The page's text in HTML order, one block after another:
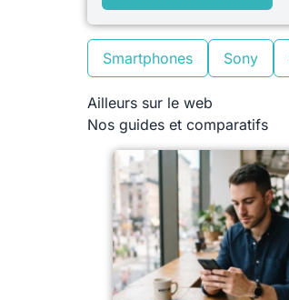
Smartphones Sony
Ailleurs sur le web
Nos guides et comparatifs